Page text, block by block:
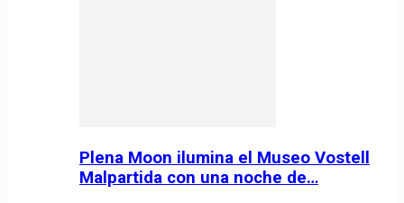
Plena Moon ilumina el Museo Vostell
Malpartida con una noche de…